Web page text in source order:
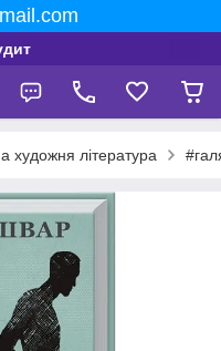
художня література